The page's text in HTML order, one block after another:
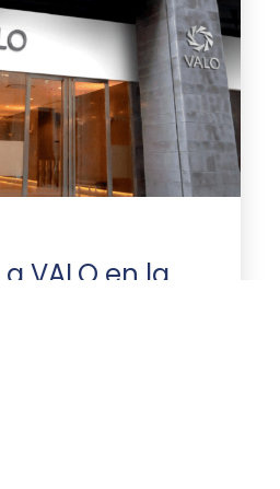
VALO en la